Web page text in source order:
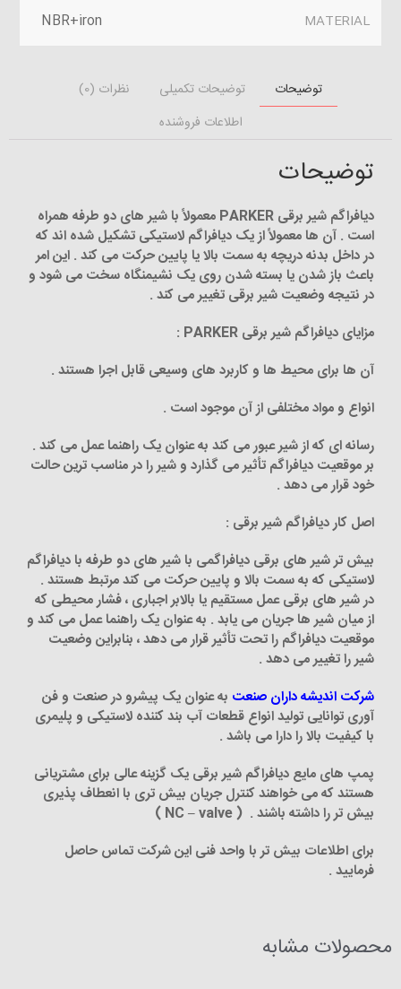
MATERIAL
NBR+iron
توضیحات توضیحات تکمیلی
نظرات (0)
اطلاعات فروشنده
توضیحات
دیافراگم شیر برقی PARKER معمولاً با شیر های دو طرفه همراه
است . آن ها معمولاً از یک دیافراگم لاستیکی تشکیل شده اند که
در داخل بدنه دریچه به سمت بالا یا پایین حرکت می کند . این امر
باعث باز شدن یا بسته شدن روی یک نشیمنگاه سخت می شود و
در نتیجه وضعیت شیر ​​برقی تغییر می کند .
مزایای دیافراگم شیر برقی PARKER :
آن ها برای محیط ها و کاربرد های وسیعی قابل اجرا هستند .
انواع و مواد مختلفی از آن موجود است .
رسانه ای که از شیر عبور می کند به عنوان یک راهنما عمل می کند .
بر موقعیت دیافراگم تأثیر می گذارد و شیر را در مناسب ترین حالت
خود قرار می دهد .
اصل کار دیافراگم شیر برقی :
بیش تر شیر های برقی دیافراگمی با شیر های دو طرفه با دیافراگم
لاستیکی که به سمت بالا و پایین حرکت می کند مرتبط هستند .
در شیر های برقی عمل مستقیم یا بالابر اجباری ، فشار محیطی که
از میان شیر ها جریان می ‌یابد . به عنوان یک راهنما عمل می‌ کند و
موقعیت دیافراگم را تحت تأثیر قرار می‌ دهد ، بنابراین وضعیت
شیر ​​را تغییر می ‌دهد .
شرکت اندیشه داران صنعت به عنوان یک پیشرو در صنعت و فن
آوری توانایی تولید انواع قطعات آب بند کننده لاستیکی و پلیمری
با کیفیت بالا را دارا می باشد .
پمپ های مایع دیافراگم شیر برقی یک گزینه عالی برای مشتریانی
هستند که می خواهند کنترل جریان بیش تری با انعطاف پذیری
بیش تر را داشته باشند . ( NC – valve )
برای اطلاعات بیش تر با واحد فنی این شرکت تماس حاصل
فرمایید .
محصولات مشابه